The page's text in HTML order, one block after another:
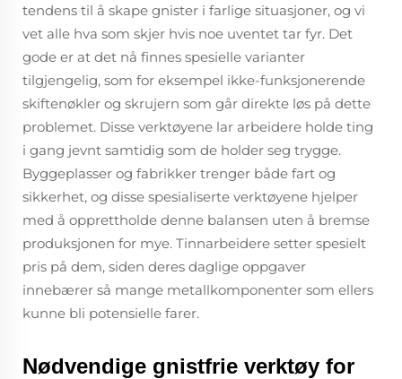
tendens til å skape gnister i farlige situasjoner, og vi
vet alle hva som skjer hvis noe uventet tar fyr. Det
gode er at det nå finnes spesielle varianter
tilgjengelig, som for eksempel ikke-funksjonerende
skiftenøkler og skrujern som går direkte løs på dette
problemet. Disse verktøyene lar arbeidere holde ting
i gang jevnt samtidig som de holder seg trygge.
Byggeplasser og fabrikker trenger både fart og
sikkerhet, og disse spesialiserte verktøyene hjelper
med å opprettholde denne balansen uten å bremse
produksjonen for mye. Tinnarbeidere setter spesielt
pris på dem, siden deres daglige oppgaver
innebærer så mange metallkomponenter som ellers
kunne bli potensielle farer.
Nødvendige gnistfrie verktøy for